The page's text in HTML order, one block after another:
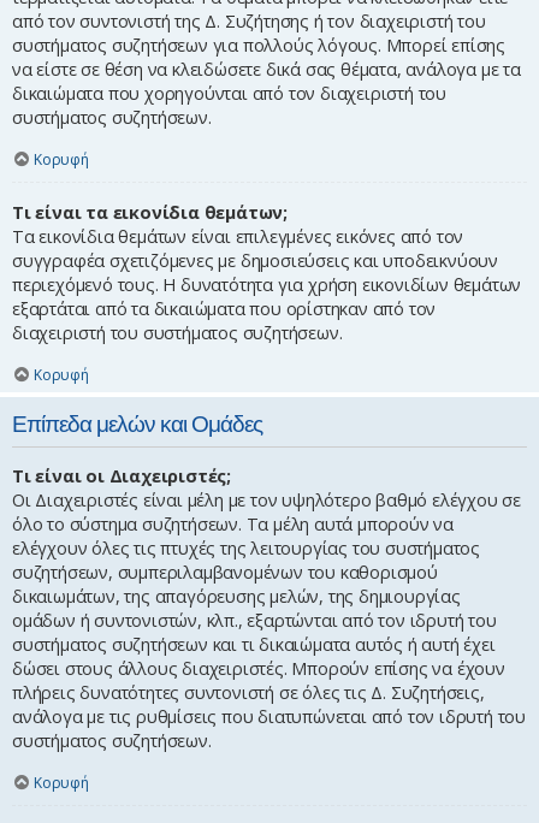
από τον συντονιστή της Δ. Συζήτησης ή τον διαχειριστή του
συστήματος συζητήσεων για πολλούς λόγους. Μπορεί επίσης
να είστε σε θέση να κλειδώσετε δικά σας θέματα, ανάλογα με τα
δικαιώματα που χορηγούνται από τον διαχειριστή του
συστήματος συζητήσεων.
Κορυφή
Τι είναι τα εικονίδια θεμάτων;
Τα εικονίδια θεμάτων είναι επιλεγμένες εικόνες από τον
συγγραφέα σχετιζόμενες με δημοσιεύσεις και υποδεικνύουν
περιεχόμενό τους. Η δυνατότητα για χρήση εικονιδίων θεμάτων
εξαρτάται από τα δικαιώματα που ορίστηκαν από τον
διαχειριστή του συστήματος συζητήσεων.
Κορυφή
Επίπεδα μελών και Ομάδες
Τι είναι οι Διαχειριστές;
Οι Διαχειριστές είναι μέλη με τον υψηλότερο βαθμό ελέγχου σε
όλο το σύστημα συζητήσεων. Τα μέλη αυτά μπορούν να
ελέγχουν όλες τις πτυχές της λειτουργίας του συστήματος
συζητήσεων, συμπεριλαμβανομένων του καθορισμού
δικαιωμάτων, της απαγόρευσης μελών, της δημιουργίας
ομάδων ή συντονιστών, κλπ., εξαρτώνται από τον ιδρυτή του
συστήματος συζητήσεων και τι δικαιώματα αυτός ή αυτή έχει
δώσει στους άλλους διαχειριστές. Μπορούν επίσης να έχουν
πλήρεις δυνατότητες συντονιστή σε όλες τις Δ. Συζητήσεις,
ανάλογα με τις ρυθμίσεις που διατυπώνεται από τον ιδρυτή του
συστήματος συζητήσεων.
Κορυφή